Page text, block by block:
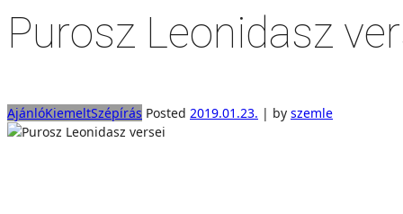
Purosz Leonidasz
AjánlóKiemeltSzépírás Posted 2019.01.23. | by szemle